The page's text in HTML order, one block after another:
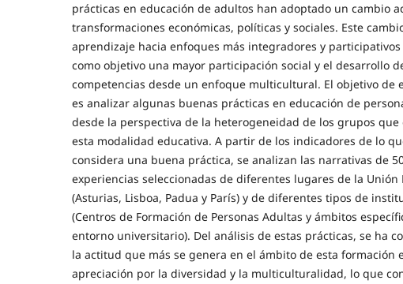
prácticas en educación de adultos han adoptado un cambio
transformaciones económicas, políticas y sociales. Este
aprendizaje hacia enfoques más integradores y
como objetivo una mayor participación social y el desarrollo
competencias desde un enfoque multicultural. El objetivo de
es analizar algunas buenas prácticas en educación de
desde la perspectiva de la heterogeneidad de los grupos que
esta modalidad educativa. A partir de los indicadores de lo
considera una buena práctica, se analizan las narrativas de
experiencias seleccionadas de diferentes lugares de la Unión
(Asturias, Lisboa, Padua y París) y de diferentes tipos de
(Centros de Formación de Personas Adultas y ámbitos
entorno universitario). Del análisis de estas prácticas, se ha
la actitud que más se genera en el ámbito de esta formación
apreciación por la diversidad y la multiculturalidad, lo que